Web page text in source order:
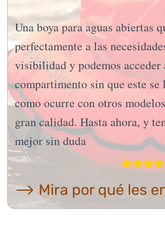
Una boya para aguas abiertas
perfectamente a las
visibilidad y podemos acceder
compartimento sin que este se
como ocurre con otros
gran calidad. Hasta ahora, y
mejor sin duda
⟶ Mira por qué les